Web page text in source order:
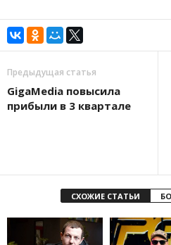
Предыдущая статья
GigaMedia повысила
прибыли в 3 квартале
СХОЖИЕ СТАТЬИ